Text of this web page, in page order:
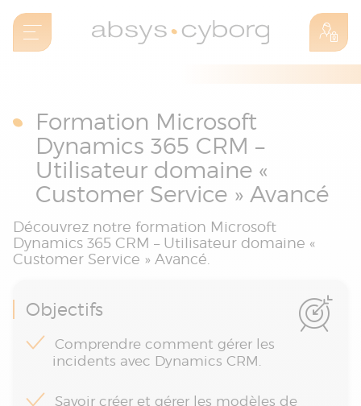
Formation Microsoft
Dynamics 365 CRM –
Utilisateur domaine «
Customer Service » Avancé
Découvrez notre formation Microsoft
Dynamics 365 CRM – Utilisateur domaine «
Customer Service » Avancé.
Objectifs
Comprendre comment gérer les
incidents avec Dynamics CRM.
Savoir créer et gérer les modèles de